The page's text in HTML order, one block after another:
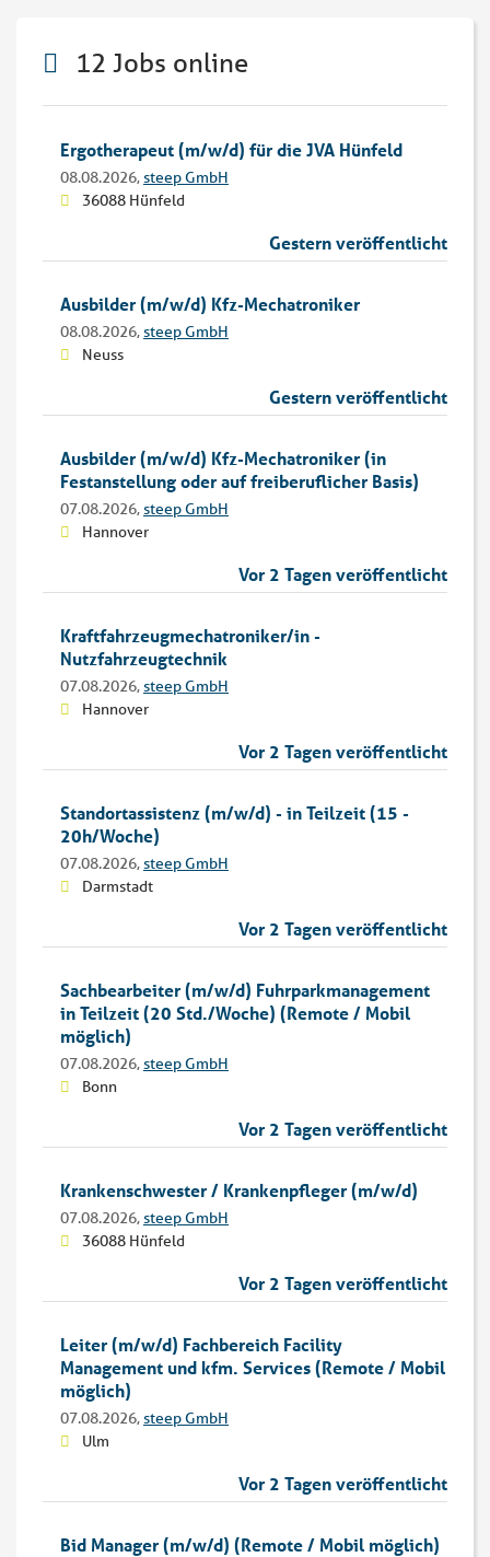
12 Jobs online
Ergotherapeut (m/w/d) für die JVA Hünfeld
08.08.2026,steep GmbH
36088 Hünfeld
Gestern veröffentlicht
Ausbilder (m/w/d) Kfz-Mechatroniker
08.08.2026,steep GmbH
Neuss
Gestern veröffentlicht
Ausbilder (m/w/d) Kfz-Mechatroniker (in
Festanstellung oder auf freiberuflicher Basis)
07.08.2026,steep GmbH
Hannover
Vor 2 Tagen veröffentlicht
Kraftfahrzeugmechatroniker/in -
Nutzfahrzeugtechnik
07.08.2026,steep GmbH
Hannover
Vor 2 Tagen veröffentlicht
Standortassistenz (m/w/d) - in Teilzeit (15 -
20h/Woche)
07.08.2026,steep GmbH
Darmstadt
Vor 2 Tagen veröffentlicht
Sachbearbeiter (m/w/d) Fuhrparkmanagement
in Teilzeit (20 Std./Woche) (Remote / Mobil
möglich)
07.08.2026,steep GmbH
Bonn
Vor 2 Tagen veröffentlicht
Krankenschwester / Krankenpfleger (m/w/d)
07.08.2026,steep GmbH
36088 Hünfeld
Vor 2 Tagen veröffentlicht
Leiter (m/w/d) Fachbereich Facility
Management und kfm. Services (Remote / Mobil
möglich)
07.08.2026,steep GmbH
Ulm
Vor 2 Tagen veröffentlicht
Bid Manager (m/w/d) (Remote / Mobil möglich)